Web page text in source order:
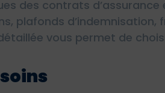
des contrats
plafonds
vous permet de